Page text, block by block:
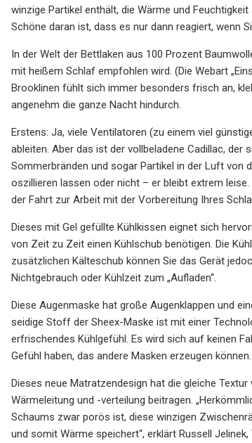
winzige Partikel enthält, die Wärme und
Schöne daran ist, dass es nur dann reagiert, wenn
In der Welt der Bettlaken aus 100 Prozent
mit heißem Schlaf empfohlen wird. (Die Webart
Brooklinen fühlt sich immer besonders frisch an,
angenehm die ganze Nacht hindurch.
Erstens: Ja, viele Ventilatoren (zu einem viel
ableiten. Aber das ist der vollbeladene Cadillac,
Sommerbränden und sogar Partikel in der Luft von
oszillieren lassen oder nicht – er bleibt extrem
der Fahrt zur Arbeit mit der Vorbereitung Ihres
Dieses mit Gel gefüllte Kühlkissen eignet sich
von Zeit zu Zeit einen Kühlschub benötigen. Die
zusätzlichen Kälteschub können Sie das Gerät
Nichtgebrauch oder Kühlzeit zum „Aufladen“.
Diese Augenmaske hat große Augenklappen und
seidige Stoff der Sheex-Maske ist mit einer
erfrischendes Kühlgefühl. Es wird sich auf keinen
Gefühl haben, das andere Masken erzeugen können.
Dieses neue Matratzendesign hat die gleiche
Wärmeleitung und -verteilung beitragen.
Schaums zwar porös ist, diese winzigen
und somit Wärme speichert“, erklärt Russell